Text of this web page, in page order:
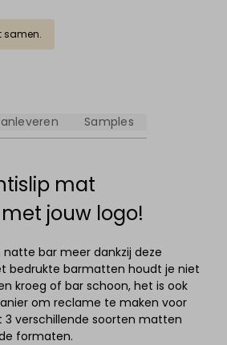
samen.
Samples
mat
jouw logo!
natte bar meer dankzij deze
bedrukte barmatten houdt je niet
kroeg of bar schoon, het is ook
om reclame te maken voor
3 verschillende soorten matten
formaten.